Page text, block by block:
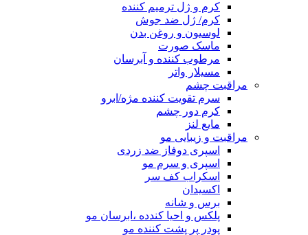
کرم و ژل ترمیم کننده
کرم/ ژل ضد جوش
لوسیون و روغن بدن
ماسک صورت
مرطوب کننده و آبرسان
مسیلار واتر
مراقبت چشم
سرم تقویت کننده مژه/ابرو
کرم دور چشم
مایع لنز
مراقبت و زیبایی مو
اسپری دوفاز ضد زردی
اسپری و سرم مو
اسکراب کف سر
اکسیدان
برس و شانه
پلکس و احیا کندده ،ابرسان مو
پودر پر پشت کننده مو